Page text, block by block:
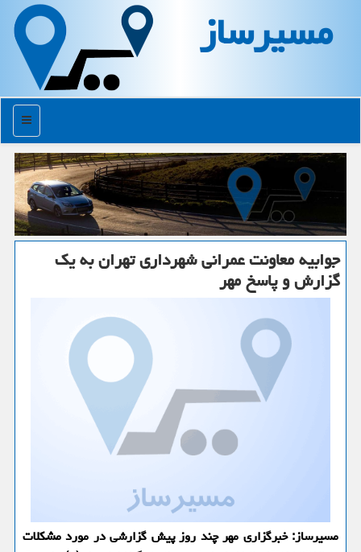
مسیرساز
منو
جوابیه معاونت عمرانی شهرداری تهران به یك
گزارش و پاسخ مهر
مسیرساز: خبرگزاری مهر چند روز پیش گزارشی در مورد مشكلات